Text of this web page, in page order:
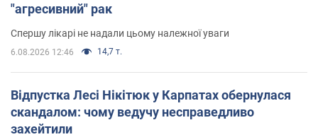
"агресивний" рак
Спершу лікарі не надали цьому належної уваги
6.08.2026 12:46 14,7 т.
Відпустка Лесі Нікітюк у Карпатах обернулася
скандалом: чому ведучу несправедливо
захейтили